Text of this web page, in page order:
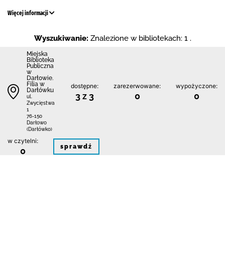
Więcej informacji
Wyszukiwanie: Znalezione w bibliotekach: 1 .
Miejska
Biblioteka
Publiczna
w
Darłowie.
Filia w
Darłówku
ul.
Zwycięstwa
1
76-150
Darłowo
(Darłówko)
dostępne:
3 z 3
zarezerwowane:
0
wypożyczone:
0
w czytelni:
0 sprawdź